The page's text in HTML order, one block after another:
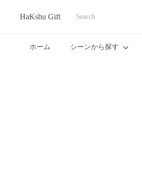
missing:HaKshu Gift Search
ホーム シーンから探す